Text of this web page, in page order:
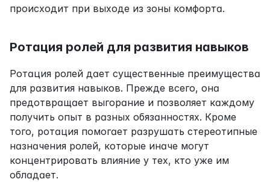
происходит при выходе из зоны комфорта.
Ротация ролей для развития навыков
Ротация ролей дает существенные преимущества
для развития навыков. Прежде всего, она
предотвращает выгорание и позволяет каждому
получить опыт в разных обязанностях. Кроме
того, ротация помогает разрушать стереотипные
назначения ролей, которые иначе могут
концентрировать влияние у тех, кто уже им
обладает.